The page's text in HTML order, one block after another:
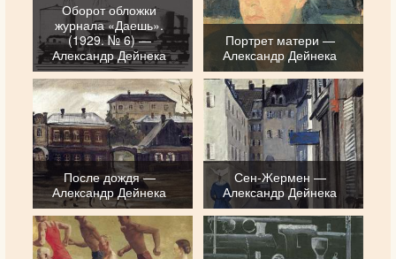
Оборот обложки
журнала «Даешь».
(1929. № 6) —
Александр Дейнека
Портрет матери —
Александр Дейнека
После дождя —
Александр Дейнека
Сен-Жермен —
Александр Дейнека